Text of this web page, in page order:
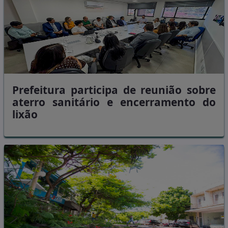
Prefeitura participa de reunião sobre
aterro sanitário e encerramento do
lixão